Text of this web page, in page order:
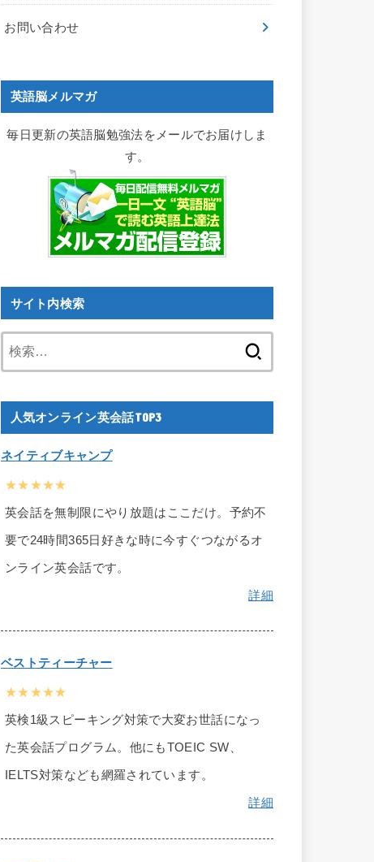
お問い合わせ
英語脳メルマガ
毎日更新の英語脳勉強法をメールでお届けしま
す。
サイト内検索
人気オンライン英会話TOP3
ネイティブキャンプ
★★★★★
英会話を無制限にやり放題はここだけ。予約不
要で24時間365日好きな時に今すぐつながるオ
ンライン英会話です。
詳細
ベストティーチャー
★★★★★
英検1級スピーキング対策で大変お世話になっ
た英会話プログラム。他にもTOEIC SW、
IELTS対策なども網羅されています。
詳細